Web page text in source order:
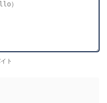
ト